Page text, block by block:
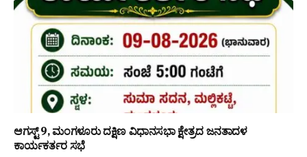
ಆಗಸ್ಟ್ 9, ಮಂಗಳೂರು ದಕ್ಷಿಣ ವಿಧಾನಸಭಾ ಕ್ಷೇತ್ರದ ಜನತಾದಳ
ಕಾರ್ಯಕರ್ತರ ಸಭೆ